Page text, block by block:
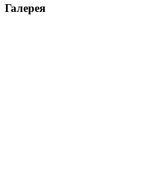
Галерея